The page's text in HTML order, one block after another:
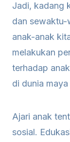
Jadi, kadang
dan sewaktu-
anak-anak
melakukan
terhadap
di dunia maya
Ajari anak
sosial.